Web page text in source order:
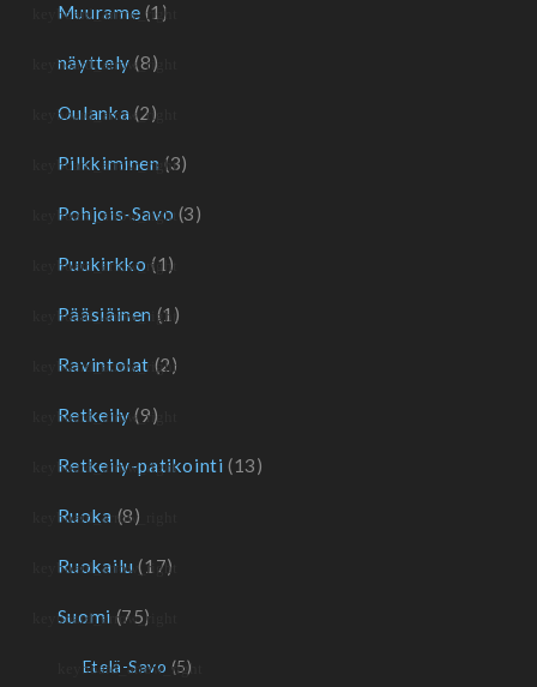
Muurame (1)
näyttely (8)
Oulanka (2)
Pilkkiminen (3)
Pohjois-Savo (3)
Puukirkko (1)
Pääsiäinen (1)
Ravintolat (2)
Retkeily (9)
Retkeily-patikointi (13)
Ruoka (8)
Ruokailu (17)
Suomi (75)
Etelä-Savo (5)